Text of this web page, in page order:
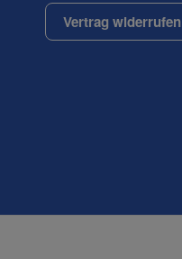
Vertrag widerrufen